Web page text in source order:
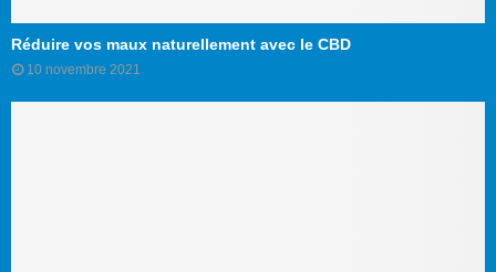
Réduire vos maux naturellement avec le CBD
10 novembre 2021